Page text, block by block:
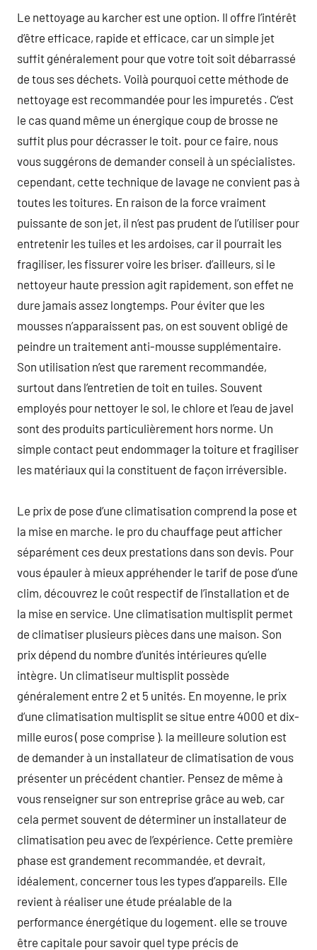
Le nettoyage au karcher est une option. Il offre l’intérêt
d’être efficace, rapide et efficace, car un simple jet
suffit généralement pour que votre toit soit débarrassé
de tous ses déchets. Voilà pourquoi cette méthode de
nettoyage est recommandée pour les impuretés . C’est
le cas quand même un énergique coup de brosse ne
suffit plus pour décrasser le toit. pour ce faire, nous
vous suggérons de demander conseil à un spécialistes.
cependant, cette technique de lavage ne convient pas à
toutes les toitures. En raison de la force vraiment
puissante de son jet, il n’est pas prudent de l’utiliser pour
entretenir les tuiles et les ardoises, car il pourrait les
fragiliser, les fissurer voire les briser. d’ailleurs, si le
nettoyeur haute pression agit rapidement, son effet ne
dure jamais assez longtemps. Pour éviter que les
mousses n’apparaissent pas, on est souvent obligé de
peindre un traitement anti-mousse supplémentaire.
Son utilisation n’est que rarement recommandée,
surtout dans l’entretien de toit en tuiles. Souvent
employés pour nettoyer le sol, le chlore et l’eau de javel
sont des produits particulièrement hors norme. Un
simple contact peut endommager la toiture et fragiliser
les matériaux qui la constituent de façon irréversible.
Le prix de pose d’une climatisation comprend la pose et
la mise en marche. le pro du chauffage peut afficher
séparément ces deux prestations dans son devis. Pour
vous épauler à mieux appréhender le tarif de pose d’une
clim, découvrez le coût respectif de l’installation et de
la mise en service. Une climatisation multisplit permet
de climatiser plusieurs pièces dans une maison. Son
prix dépend du nombre d’unités intérieures qu’elle
intègre. Un climatiseur multisplit possède
généralement entre 2 et 5 unités. En moyenne, le prix
d’une climatisation multisplit se situe entre 4000 et dix-
mille euros ( pose comprise ). la meilleure solution est
de demander à un installateur de climatisation de vous
présenter un précédent chantier. Pensez de même à
vous renseigner sur son entreprise grâce au web, car
cela permet souvent de déterminer un installateur de
climatisation peu avec de l’expérience. Cette première
phase est grandement recommandée, et devrait,
idéalement, concerner tous les types d’appareils. Elle
revient à réaliser une étude préalable de la
performance énergétique du logement. elle se trouve
être capitale pour savoir quel type précis de